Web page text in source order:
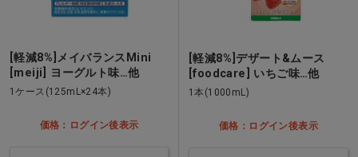
[軽減8%]メイバランスMini
[meiji] ヨーグルト味…他
1ケース(125mL×24本)
価格：ログイン後表示
[軽減8%]デザート&ムース
[foodcare] いちご味…他
1本(1000mL)
価格：ログイン後表示